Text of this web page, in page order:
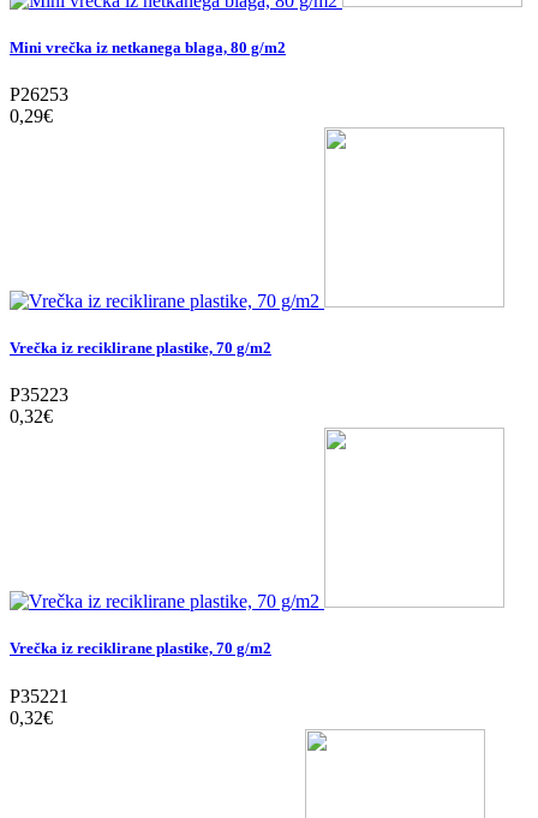
Mini vrečka iz netkanega blaga, 80 g/m2
P26253
0,29‎€
Vrečka iz reciklirane plastike, 70 g/m2
P35223
0,32‎€
Vrečka iz reciklirane plastike, 70 g/m2
P35221
0,32‎€